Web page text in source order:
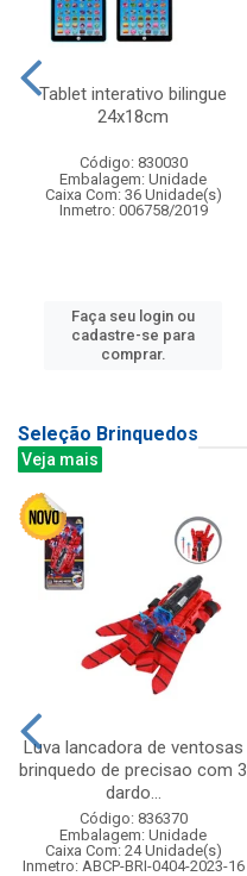
Tablet interativo bilingue
24x18cm
Código: 830030
Embalagem: Unidade
Caixa Com: 36 Unidade(s)
Inmetro: 006758/2019
Faça seu login ou
cadastre-se para
comprar.
Seleção Brinquedos
Veja mais
Luva lancadora de ventosas
brinquedo de precisao com 3
dardo...
Código: 836370
Embalagem: Unidade
Caixa Com: 24 Unidade(s)
Inmetro: ABCP-BRI-0404-2023-16